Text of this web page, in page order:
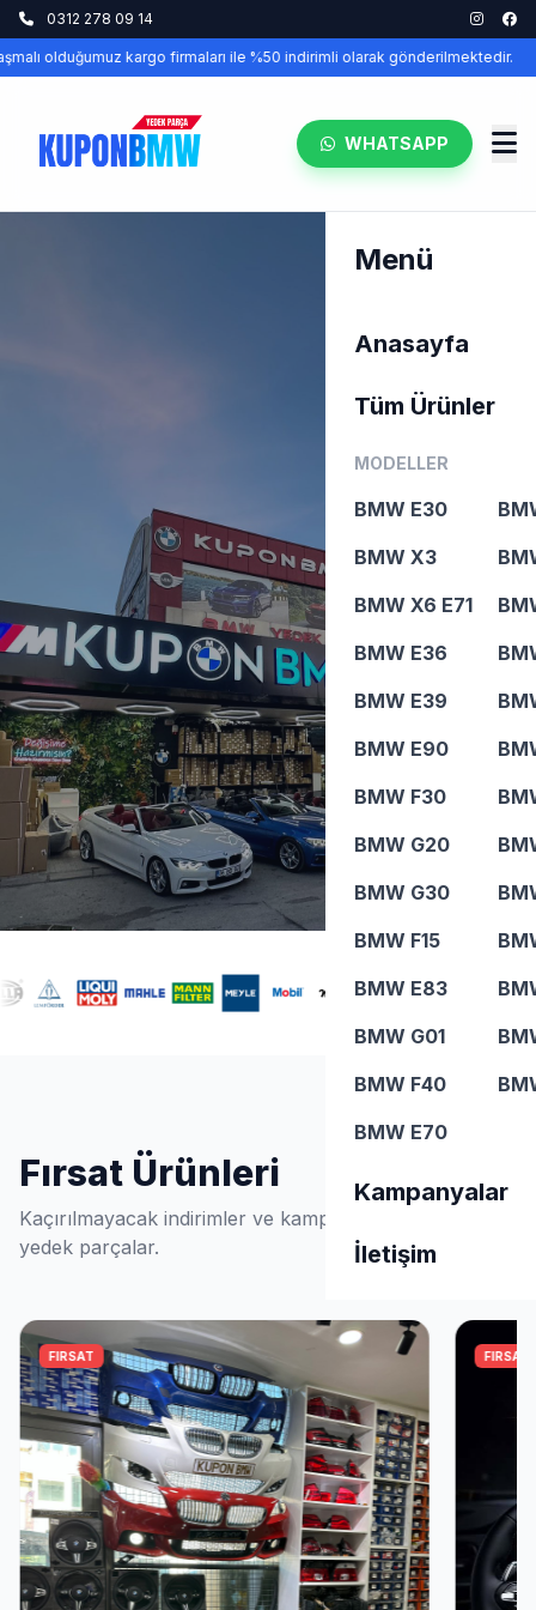
0312 278 09 14
olduğumuz kargo firmaları ile %50 indirimli olarak gönderilmektedir.
WHATSAPP
Menü
Anasayfa
Tüm Ürünler
MODELLER
BMW E30
BMW X3
BMW X6 E71
BMW E36
BMW E39
BMW E90
BMW F30
BMW G20
BMW G30
BMW F15
BMW E83
BMW G01
BMW F40
BMW E70
Kampanyalar
İletişim
E30DAN EN YENI G SERISINE KADAR TÜM
MODELLERDE YEDEK PARÇA.
Profesyonel
BMW Çözümleri
Hemen İncele WhatsApp
SEÇILI MODELLERDE %20YE VARAN
INDIRIM FIRSATLARI.
Kampanyalı
Ürünler
Hemen İncele WhatsApp
Fırsat Ürünleri
Kaçırılmayacak indirimler ve kampanyalı
yedek parçalar.
FIRSAT FIRSAT